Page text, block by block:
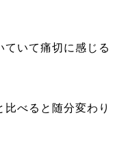
ていて痛切に感じる
べると随分変わり